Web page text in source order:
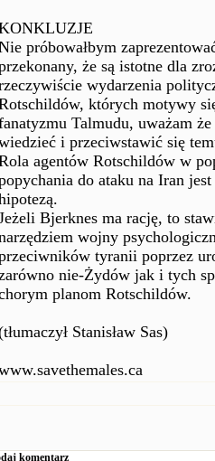
próbowałbym
że są istotne dla
wydarzenia
których motywy
Talmudu, uważam
i przeciwstawić się
agentów Rotschildów w
do ataku na Iran
Bjerknes ma rację, to
wojny
tyranii poprzez
nie-Żydów jak i tych
planom Rotschildów.
Stanisław Sas)
komentarz